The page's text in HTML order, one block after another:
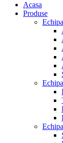
Acasa
Produse